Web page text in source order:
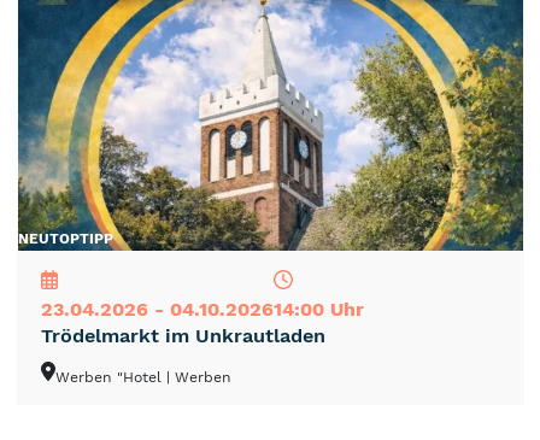
NEUTOPTIPP
23.04.2026 - 04.10.202614:00 Uhr
Trödelmarkt im Unkrautladen
Werben "Hotel | Werben